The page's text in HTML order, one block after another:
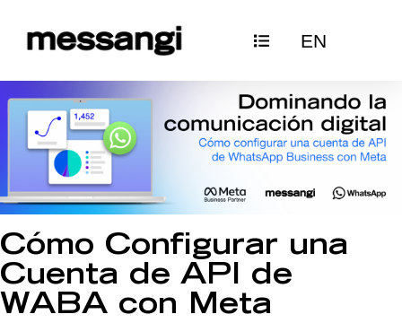
EN
Cómo Configurar una
Cuenta de API de
WABA con Meta